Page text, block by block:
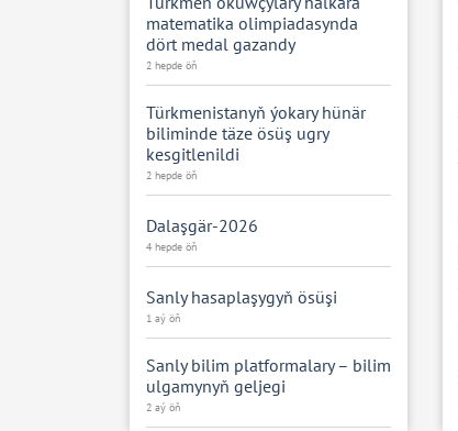
matematika olimpiadasynda
dört medal gazandy
2 hepde öň
Türkmenistanyň ýokary hünär
biliminde täze ösüş ugry
kesgitlenildi
2 hepde öň
Dalaşgär-2026
4 hepde öň
Sanly hasaplaşygyň ösüşi
1 aý öň
Sanly bilim platformalary – bilim
ulgamynyň geljegi
2 aý öň